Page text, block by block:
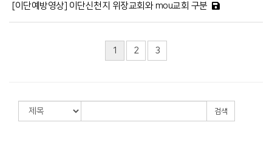
[이단예방영상] 이단신천지 위장교회와 mou교회 구분
1 2 3
검색